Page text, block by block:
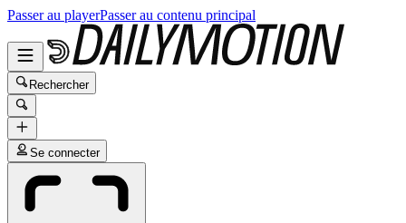
Passer au playerPasser au contenu principal
Rechercher
Se connecter